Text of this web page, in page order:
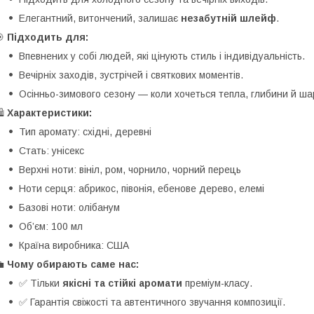
Елегантний, витончений, залишає незабутній шлейф.
Підходить для:
Впевнених у собі людей, які цінують стиль і індивідуальність.
Вечірніх заходів, зустрічей і святкових моментів.
Осінньо-зимового сезону — коли хочеться тепла, глибини й
Характеристики:
Тип аромату: східні, деревні
Стать: унісекс
Верхні ноти: вініл, ром, чорнило, чорний перець
Ноти серця: абрикос, півонія, ебенове дерево, елемі
Базові ноти: олібанум
Об’єм: 100 мл
Країна виробника: США
Чому обирають саме нас:
✅ Тільки якісні та стійкі аромати преміум-класу.
✅ Гарантія свіжості та автентичного звучання композиції.